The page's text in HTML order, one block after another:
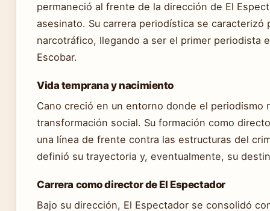
permaneció al frente de la dirección de El
asesinato. Su carrera periodística se
narcotráfico, llegando a ser el primer periodista
Escobar.
Vida temprana y nacimiento
Cano creció en un entorno donde el periodismo
transformación social. Su formación como
una línea de frente contra las estructuras del
definió su trayectoria y, eventualmente, su
Carrera como director de El Espectador
Bajo su dirección, El Espectador se consolidó